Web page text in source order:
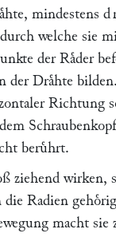
mindestens
welche sie
der Raͤder
der Draͤhte
Richtung
beruͤhrt.
ziehend wirken,
die Radien
macht sie